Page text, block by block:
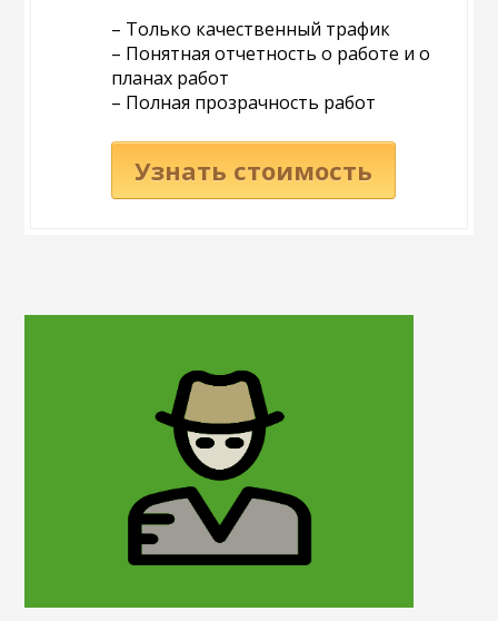
– Только качественный трафик
– Понятная отчетность о работе и о
планах работ
– Полная прозрачность работ
Узнать стоимость